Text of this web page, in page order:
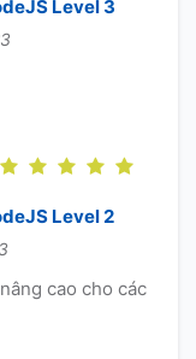
Level 3
Level 2
cao cho các